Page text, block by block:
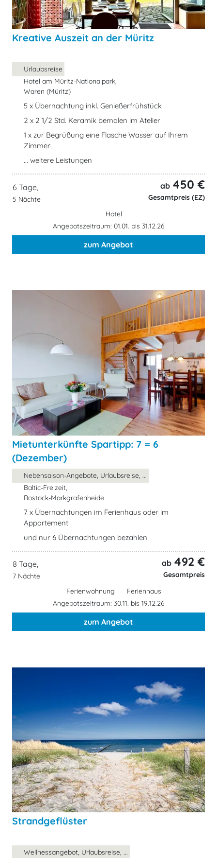
Kreative Auszeit an der Müritz
Urlaubsreise
Hotel am Müritz-Nationalpark,
Waren (Müritz)
5 x Übernachtung inkl. Genießerfrühstück
2 x 2 1/2 Std. Keramik bemalen im Atelier
1 x zur Begrüßung eine Flasche Wasser auf Ihrem
Zimmer
... weitere Leistungen
6 Tage,
5 Nächte
ab 450 €
Gesamtpreis (EZ)
Hotel
Angebotszeitraum: 01.01. bis 31.12.26
zum Angebot
Mietunterkünfte Spartipp: 7 = 6
(Dezember)
Nebensaison-Angebote, Urlaubsreise, ...
Baltic-Freizeit,
Rostock-Markgrafenheide
7 x Übernachtungen im Ferienhaus oder im
Appartement
und nur 6 Übernachtungen bezahlen
8 Tage,
7 Nächte
ab 492 €
Gesamtpreis
Ferienwohnung
Ferienhaus
Angebotszeitraum: 30.11. bis 19.12.26
zum Angebot
Strandgeflüster
Wellnessangebot, Urlaubsreise, ...